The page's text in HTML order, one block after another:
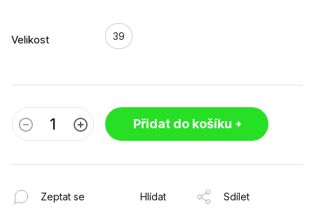
Velikost 39
Přidat do košíku
Zeptat se Hlídat Sdílet